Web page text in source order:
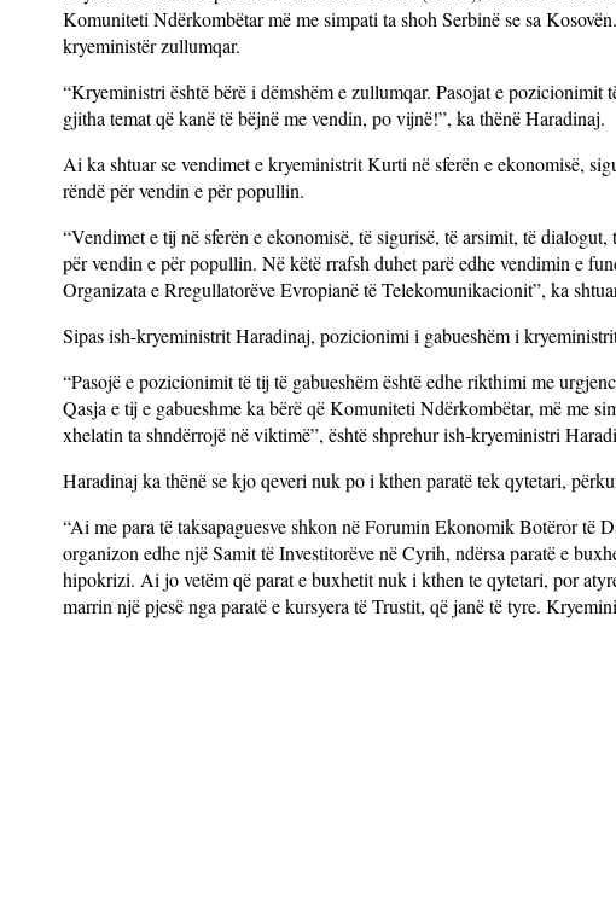
Komuniteti Ndërkombëtar më me simpati ta shoh Serbinë se sa
kryeministër zullumqar.
“Kryeministri është bërë i dëmshëm e zullumqar. Pasojat e
gjitha temat që kanë të bëjnë me vendin, po vijnë!”, ka thënë Haradinaj.
Ai ka shtuar se vendimet e kryeministrit Kurti në sferën e ekonomisë,
rëndë për vendin e për popullin.
“Vendimet e tij në sferën e ekonomisë, të sigurisë, të arsimit, të
për vendin e për popullin. Në këtë rrafsh duhet parë edhe vendimin e
Organizata e Rregullatorëve Evropianë të Telekomunikacionit”, ka
Sipas ish-kryeministrit Haradinaj, pozicionimi i gabueshëm i
“Pasojë e pozicionimit të tij të gabueshëm është edhe rikthimi me
Qasja e tij e gabueshme ka bërë që Komuniteti Ndërkombëtar, më me
xhelatin ta shndërrojë në viktimë”, është shprehur ish-kryeministri
Haradinaj ka thënë se kjo qeveri nuk po i kthen paratë tek qytetari,
“Ai me para të taksapaguesve shkon në Forumin Ekonomik Botëror të
organizon edhe një Samit të Investitorëve në Cyrih, ndërsa paratë e
hipokrizi. Ai jo vetëm që parat e buxhetit nuk i kthen te qytetari, por
marrin një pjesë nga paratë e kursyera të Trustit, që janë të tyre.